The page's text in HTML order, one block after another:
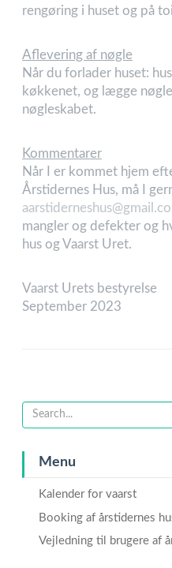
rengøring i huset og på
Aflevering af nøgle
Når du forlader huset:
køkkenet, og lægge
nøgleskabet.
Kommentarer
Når I er kommet hjem
Årstidernes Hus, må I
mangler og defekter og
hus og Vaarst Uret.
Vaarst Urets bestyrelse
September 2023
Menu
Kalender for vaarst
Booking af årstidernes
Vejledning til brugere af